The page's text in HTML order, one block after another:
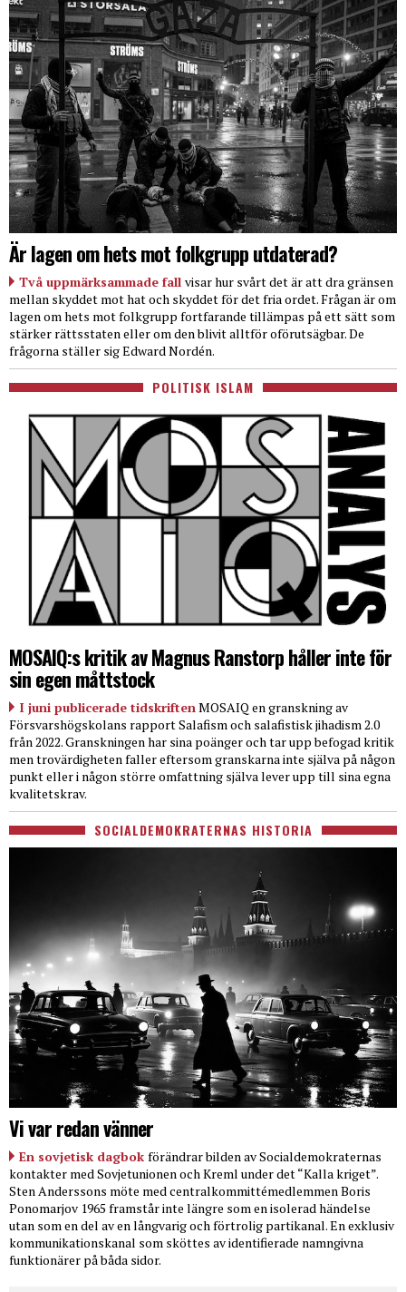
Är lagen om hets mot folkgrupp utdaterad?
Två uppmärksammade fall visar hur svårt det är att dra gränsen
mellan skyddet mot hat och skyddet för det fria ordet. Frågan är om
lagen om hets mot folkgrupp fortfarande tillämpas på ett sätt som
stärker rättsstaten eller om den blivit alltför oförutsägbar. De
frågorna ställer sig Edward Nordén.
POLITISK ISLAM
MOSAIQ:s kritik av Magnus Ranstorp håller inte för
sin egen måttstock
I juni publicerade tidskriften MOSAIQ en granskning av
Försvarshögskolans rapport Salafism och salafistisk jihadism 2.0
från 2022. Granskningen har sina poänger och tar upp befogad kritik
men trovärdigheten faller eftersom granskarna inte själva på någon
punkt eller i någon större omfattning själva lever upp till sina egna
kvalitetskrav.
SOCIALDEMOKRATERNAS HISTORIA
Vi var redan vänner
En sovjetisk dagbok förändrar bilden av Socialdemokraternas
kontakter med Sovjetunionen och Kreml under det “Kalla kriget”.
Sten Anderssons möte med centralkommittémedlemmen Boris
Ponomarjov 1965 framstår inte längre som en isolerad händelse
utan som en del av en långvarig och förtrolig partikanal. En exklusiv
kommunikationskanal som sköttes av identifierade namngivna
funktionärer på båda sidor.